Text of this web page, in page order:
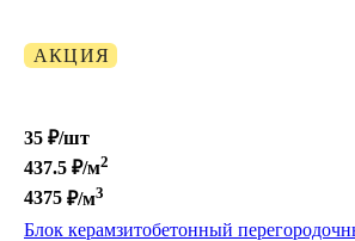
АКЦИЯ
35 ₽/шт
437.5 ₽/м2
4375 ₽/м3
Блок керамзитобетонный